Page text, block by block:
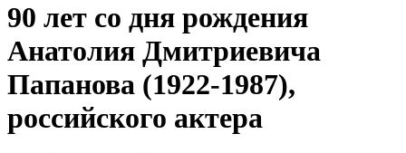
90 лет со дня рождения
Анатолия Дмитриевича
Папанова (1922-1987),
российского актера